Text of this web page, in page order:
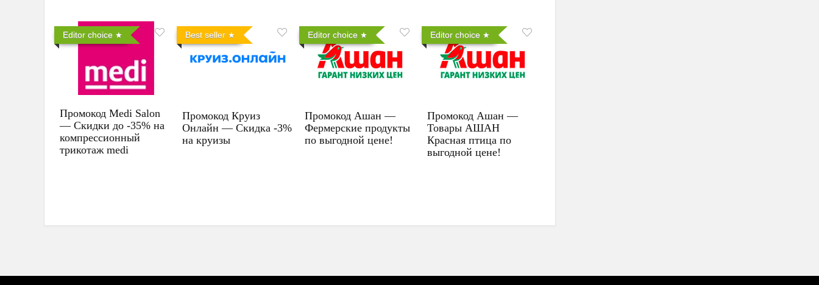
Editor choice
Промокод Medi Salon
— Скидки до -35% на
компрессионный
трикотаж medi
Best seller
Промокод Круиз
Онлайн — Скидка -3%
на круизы
Editor choice
Промокод Ашан —
Фермерские продукты
по выгодной цене!
Editor choice
Промокод Ашан —
Товары АШАН
Красная птица по
выгодной цене!